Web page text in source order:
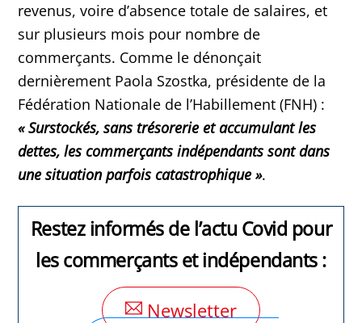
revenus, voire d’absence totale de salaires, et
sur plusieurs mois pour nombre de
commerçants. Comme le dénonçait
dernièrement Paola Szostka, présidente de la
Fédération Nationale de l’Habillement (FNH) :
«Surstockés, sans trésorerie et accumulant les
dettes, les commerçants indépendants sont dans
une situation parfois catastrophique ».
Restez informés de l’actu Covid pour
les commerçants et indépendants :
Newsletter